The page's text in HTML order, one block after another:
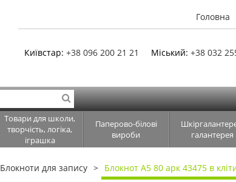
Головна
Київстар: +38 096 200 21 21 Міський: +38 032
Товари для школи,
творчість, логіка,
іграшка
Паперово-білові
вироби
галантерея
Блокноти для запису Блокнот А5 80 арк 43475 в